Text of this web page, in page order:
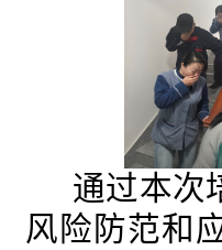
通过本次
风险防范和